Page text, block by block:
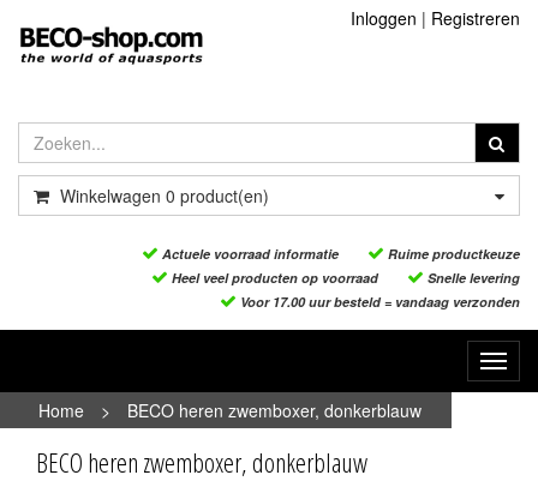
Inloggen | Registreren
Winkelwagen 0 product(en)
Actuele voorraad informatie
Ruime productkeuze
Heel veel producten op voorraad
Snelle levering
Voor 17.00 uur besteld = vandaag verzonden
Home
> BECO heren zwemboxer, donkerblauw
BECO heren zwemboxer, donkerblauw